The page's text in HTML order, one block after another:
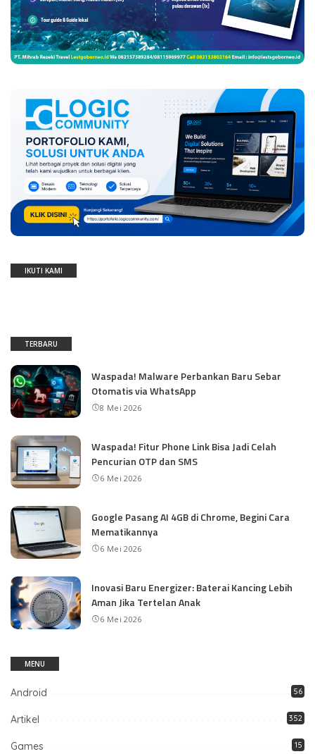
IKUTI KAMI
TERBARU
Waspada! Malware Perbankan Baru Sebar
Otomatis via WhatsApp
8 Mei 2026
Waspada! Fitur Phone Link Bisa Jadi Celah
Pencurian OTP dan SMS
6 Mei 2026
Google Pasang AI 4GB di Chrome, Begini Cara
Mematikannya
6 Mei 2026
Inovasi Baru Energizer: Baterai Kancing Lebih
Aman Jika Tertelan Anak
6 Mei 2026
MENU
Android 56
Artikel 352
Games 15